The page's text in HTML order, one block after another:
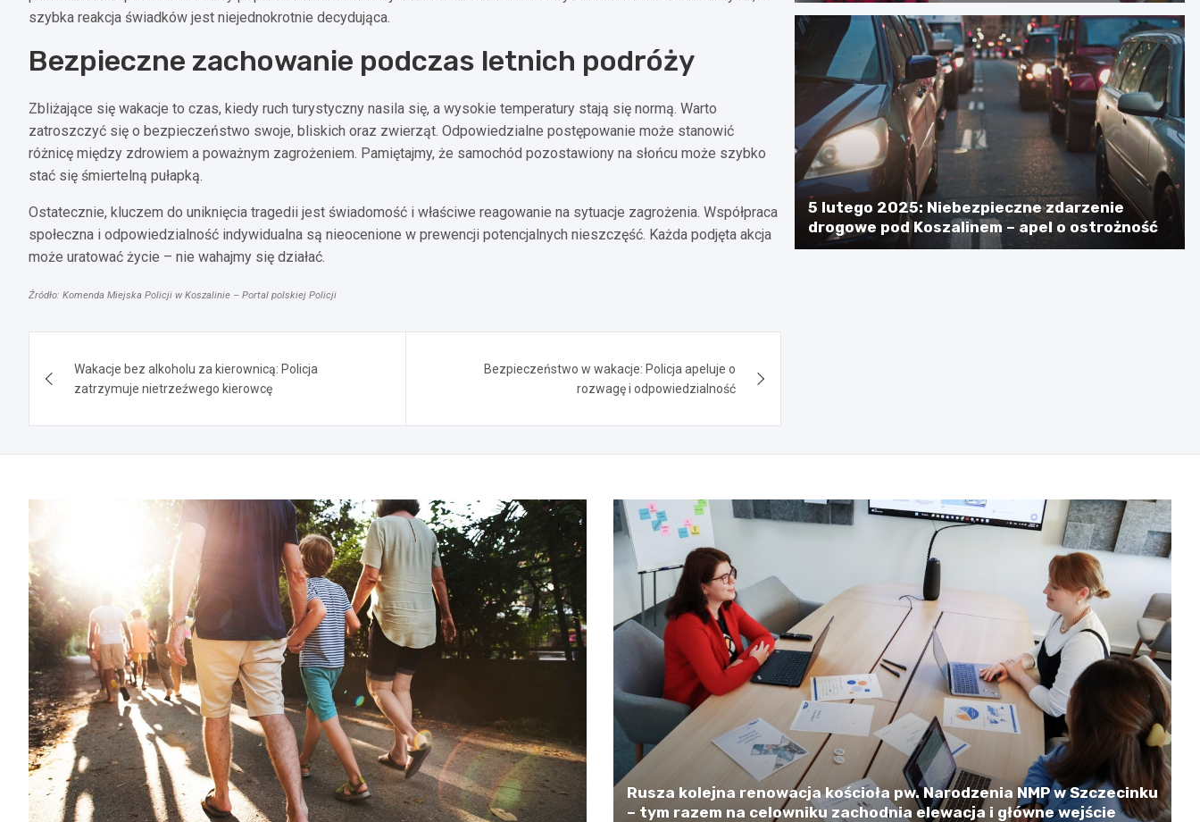
szybka reakcja świadków jest niejednokrotnie decydująca.
Bezpieczne zachowanie podczas letnich podróży
Zbliżające się wakacje to czas, kiedy ruch turystyczny nasila się, a wysokie temperatury stają się normą. Warto
zatroszczyć się o bezpieczeństwo swoje, bliskich oraz zwierząt. Odpowiedzialne postępowanie może stanowić
różnicę między zdrowiem a poważnym zagrożeniem. Pamiętajmy, że samochód pozostawiony na słońcu może szybko
stać się śmiertelną pułapką.
Ostatecznie, kluczem do uniknięcia tragedii jest świadomość i właściwe reagowanie na sytuacje zagrożenia. Współpraca
społeczna i odpowiedzialność indywidualna są nieocenione w prewencji potencjalnych nieszczęść. Każda podjęta akcja
może uratować życie – nie wahajmy się działać.
Źródło: Komenda Miejska Policji w Koszalinie – Portal polskiej Policji
wpisu
Wakacje bez alkoholu za kierownicą: Policja
zatrzymuje nietrzeźwego kierowcę
Bezpieczeństwo w wakacje: Policja apeluje o
rozwagę i odpowiedzialność
Koszalin
5 lutego 2025: Niebezpieczne zdarzenie
drogowe pod Koszalinem – apel o ostrożność
Rusza kolejna renowacja kościoła pw. Narodzenia NMP w Szczecinku
– tym razem na celowniku zachodnia elewacja i główne wejście